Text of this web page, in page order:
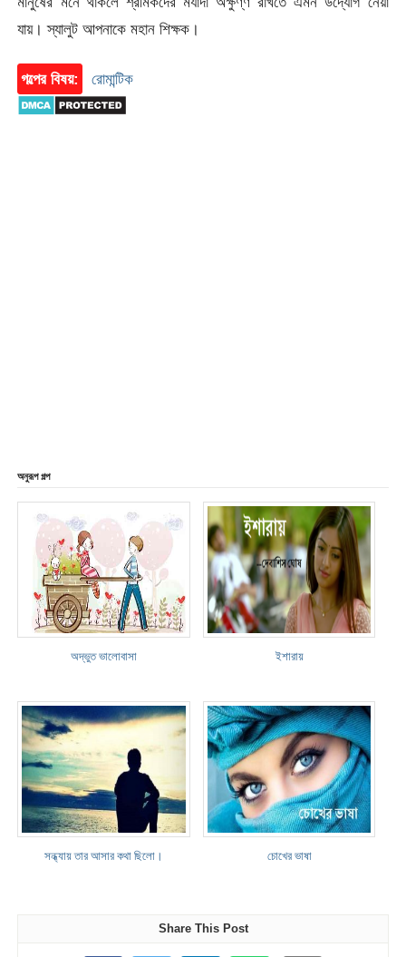
যায়। স্যালুট আপনাকে মহান শিক্ষক।
গল্পের বিষয়: রোমান্টিক
অনুরূপ গল্প
অদ্ভুত ভালোবাসা ইশারায়
সন্ধ্যায় তার আসার কথা ছিলো। চোখের ভাষা
Share This Post